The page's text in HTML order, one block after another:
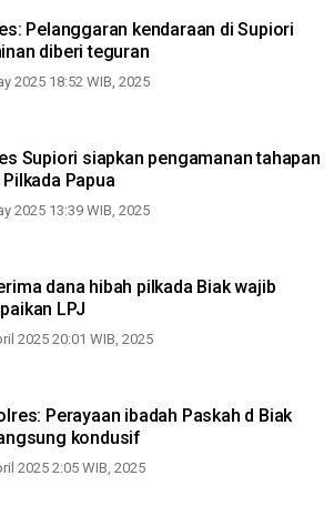
Pelanggaran kendaraan di Supiori
diberi teguran
2025 18:52 WIB, 2025
Supiori siapkan pengamanan tahapan
Pilkada Papua
2025 13:39 WIB, 2025
dana hibah pilkada Biak wajib
LPJ
2025 20:01 WIB, 2025
Perayaan ibadah Paskah d Biak
kondusif
2025 2:05 WIB, 2025